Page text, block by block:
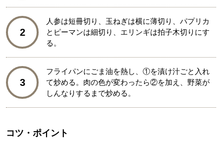
2
人参は短冊切り、玉ねぎは横に薄切り、パプリカ
とピーマンは細切り、エリンギは拍子木切りにす
る。
3
フライパンにごま油を熱し、①を漬け汁ごと入れ
て炒める。肉の色が変わったら②を加え、野菜が
しんなりするまで炒める。
コツ・ポイント